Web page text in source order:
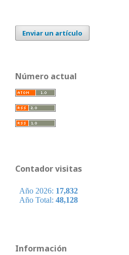
Enviar un artículo
Número actual
Contador visitas
Información